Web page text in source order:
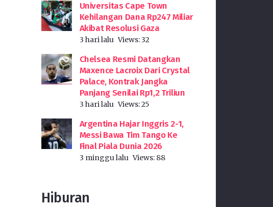
Universitas Cape Town
Kehilangan Dana Rp247 Miliar
Akibat Resolusi Gaza
3 hari lalu Views:32
Chelsea Resmi Datangkan
Maxence Lacroix Dari Crystal
Palace, Kontrak Jangka
Panjang Senilai Rp1,2 Triliun
3 hari lalu Views:25
Argentina Hajar Inggris 2-1,
Messi Bawa Tim Tango Ke
Final Piala Dunia 2026
3 minggu lalu Views: 88
Hiburan